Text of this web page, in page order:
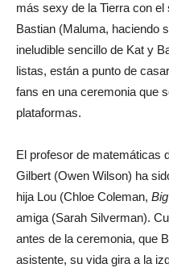
más sexy de la Tierra con
Bastian (Maluma, haciendo
ineludible sencillo de Kat y
listas, están a punto de
fans en una ceremonia que
plataformas.
El profesor de matemáticas
Gilbert (Owen Wilson) ha
hija Lou (Chloe Coleman,
amiga (Sarah Silverman).
antes de la ceremonia, que
asistente, su vida gira a la